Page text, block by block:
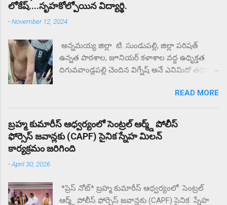
లోకేష్....సృహకోల్పోయిన విద్యార్థి.
-November 12, 2024
అన్నమయ్య జిల్లా టి. సుండుపల్లి, జిల్లా పరిషత్
ఉన్నత పాఠశాల, జూనియర్ కళాశాల వద్ద ఉధృిక్తత.
దిగువవాండ్లపల్లి చెందిన విగ్నేష్ అనే ఎనిమిదో తరగతి
సృహకోల్పోయిన విద్యార్థి. జిల్లా పరిషత్ ఉన్నత
పాఠశాల వద్ద తల్లిదండ్రులు ధర్నా.. ఎందుకు కోట్టారని
తల్లిదండ్రులు ప్రశ్నిస్తే మీకు దిక్కున్నచోట చెప్పుకోండని
సంఘటన స్థలం నుంచి ఉడాయించాడంటున్న
తల్లిదండ్రులకు. దాదాపు రెండు గంటల నుంచి కళాశాల
పలు ఉపాధ్యాయులు గంటల తరబడి తల్లిదండ్రులను
READ MORE
బ్రహ్మ కుమారీస్ ఆధ్వర్యంలో సెంట్రల్ ఆర్మ్డ్ పోలీస్
ఫోర్సెస్ జవాన్లకు (CAPF) సైనిక స్నేహ మిలన్
కార్యక్రమం జరిగింది
-April 30, 2026
*ప్రెస్ నోట్* బ్రహ్మ కుమారీస్ ఆధ్వర్యంలో సెంట్రల్
ఆర్మ్డ్ పోలీస్ ఫోర్సెస్ జవాన్లకు (CAPF) సైనిక స్నేహ